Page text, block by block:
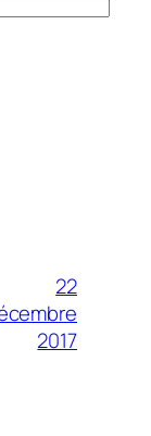
22
2017